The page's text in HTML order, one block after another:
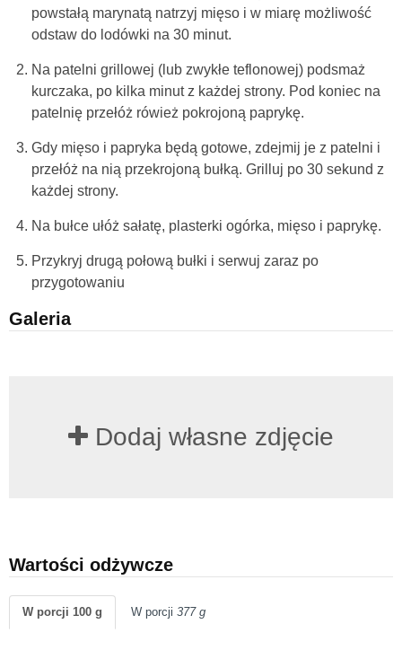
powstałą marynatą natrzyj mięso i w miarę możliwość
odstaw do lodówki na 30 minut.
Na patelni grillowej (lub zwykłe teflonowej) podsmaż
kurczaka, po kilka minut z każdej strony. Pod koniec na
patelnię przełóż rówież pokrojoną paprykę.
Gdy mięso i papryka będą gotowe, zdejmij je z patelni i
przełóż na nią przekrojoną bułką. Grilluj po 30 sekund z
każdej strony.
Na bułce ułóż sałatę, plasterki ogórka, mięso i paprykę.
Przykryj drugą połową bułki i serwuj zaraz po
przygotowaniu
Galeria
Dodaj własne zdjęcie
Wartości odżywcze
W porcji 100 g W porcji 377 g